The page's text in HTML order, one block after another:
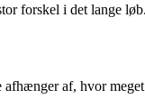
forskel i det lange løb.
af, hvor